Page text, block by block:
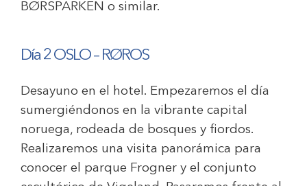
BØRSPARKEN o similar.
Día 2 OSLO – RØROS
Desayuno en el hotel. Empezaremos el día
sumergiéndonos en la vibrante capital
noruega, rodeada de bosques y fiordos.
Realizaremos una visita panorámica para
conocer el parque Frogner y el conjunto